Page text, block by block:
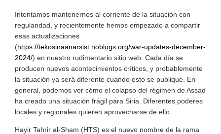
Intentamos mantenernos al corriente de la situación con
regularidad, y recientemente hemos empezado a compartir
esas actualizaciones
(https://tekosinaanarsist.noblogs.org/war-updates-december-
2024/) en nuestro rudimentario sitio web. Cada día se
producen nuevos acontecimientos críticos, y probablemente
la situación ya será diferente cuando esto se publique. En
general, podemos ver cómo el colapso del régimen de Assad
ha creado una situación frágil para Siria. Diferentes poderes
locales y regionales quieren aprovecharse de ello.
Hayir Tahrir al-Sham (HTS) es el nuevo nombre de la rama